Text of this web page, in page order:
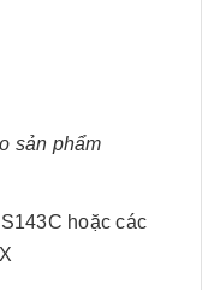
sản phẩm
hoặc các